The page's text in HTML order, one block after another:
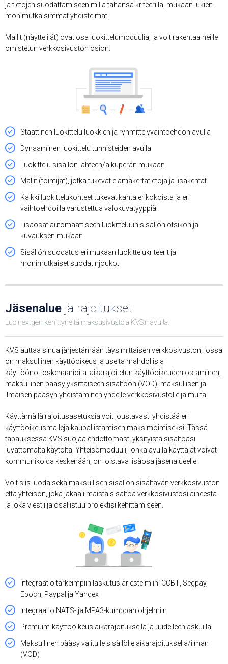
ja tietojen suodattamiseen millä tahansa kriteerillä, mukaan lukien
monimutkaisimmat yhdistelmät.
Mallit (näyttelijät) ovat osa luokittelumoduulia, ja voit rakentaa heille
omistetun verkkosivuston osion.
Staattinen luokittelu luokkien ja ryhmittelyvaihtoehdon avulla
Dynaaminen luokittelu tunnisteiden avulla
Luokittelu sisällön lähteen/alkuperän mukaan
Mallit (toimijat), jotka tukevat elämäkertatietoja ja lisäkentät
Kaikki luokittelukohteet tukevat kahta erikokoista ja eri
vaihtoehdoilla varustettua valokuvatyyppiä.
Lisäosat automaattiseen luokitteluun sisällön otsikon ja
kuvauksen mukaan
Sisällön suodatus eri mukaan luokittelukriteerit ja
monimutkaiset suodatinjoukot
Jäsenalue ja rajoitukset
Luo nextgen kehittyneitä maksusivustoja KVS:n avulla.
KVS auttaa sinua järjestämään täysimittaisen verkkosivuston, jossa
on maksullinen käyttöoikeus ja useita mahdollisia
käyttöönottoskenaarioita: aikarajoitetun käyttöoikeuden ostaminen,
maksullinen pääsy yksittäiseen sisältöön (VOD), maksullisen ja
ilmaisen pääsyn yhdistäminen yhdelle verkkosivustolle ja muita.
Käyttämällä rajoitusasetuksia voit joustavasti yhdistää eri
käyttöoikeusmalleja kaupallistamisen maksimoimiseksi. Tässä
tapauksessa KVS suojaa ehdottomasti yksityistä sisältöäsi
luvattomalta käytöltä. Yhteisömoduuli, jonka avulla käyttäjät voivat
kommunikoida keskenään, on loistava lisäosa jäsenalueelle.
Voit siis luoda sekä maksullisen sisällön sisältävän verkkosivuston
että yhteisön, joka jakaa ilmaista sisältöä verkkosivustosi aiheesta
ja joka viestii ja osallistuu projektisi kehittämiseen.
Integraatio tärkeimpiin laskutusjärjestelmiin: CCBill, Segpay,
Epoch, Paypal ja Yandex
Integraatio NATS- ja MPA3-kumppaniohjelmiin
Premium-käyttöoikeus aikarajoituksella ja uudelleenlaskuilla
Maksullinen pääsy valitulle sisällölle aikarajoituksella/ilman
(VOD)